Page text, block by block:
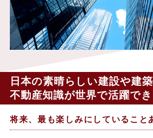
日本の素晴らしい建設や建
不動産知識が世界で活躍で
将来、最も楽しみにしていること